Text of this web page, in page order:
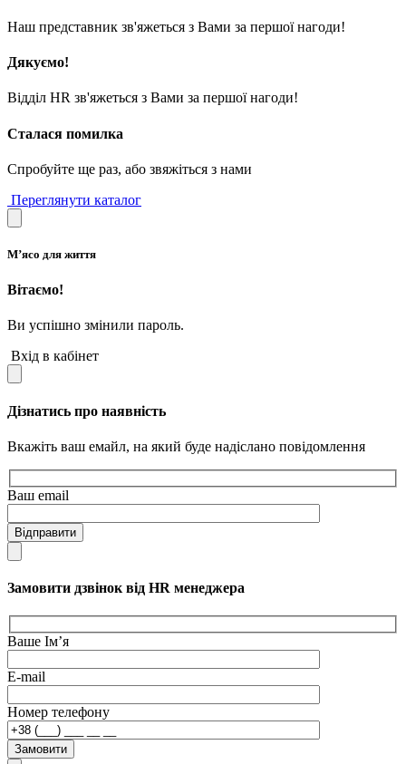
Наш представник зв'яжеться з Вами за першої нагоди!
Дякуємо!
Відділ HR зв'яжеться з Вами за першої нагоди!
Сталася помилка
Спробуйте ще раз, або звяжіться з нами
Переглянути каталог
М’ясо для життя
Вітаємо!
Ви успішно змінили пароль.
Вхід в кабінет
Дізнатись про наявність
Вкажіть ваш емайл, на який буде надіслано повідомлення
Ваш email
Відправити
Замовити дзвінок від HR менеджера
Ваше Ім’я
E-mail
Номер телефону
Замовити